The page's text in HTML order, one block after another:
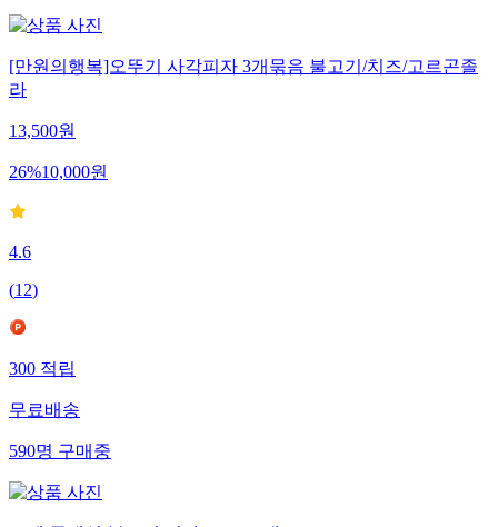
[만원의행복]오뚜기 사각피자 3개묶음 불고기/치즈/고르곤졸
라
13,500원
26%10,000원
4.6
(12)
300 적립
무료배송
590명 구매중